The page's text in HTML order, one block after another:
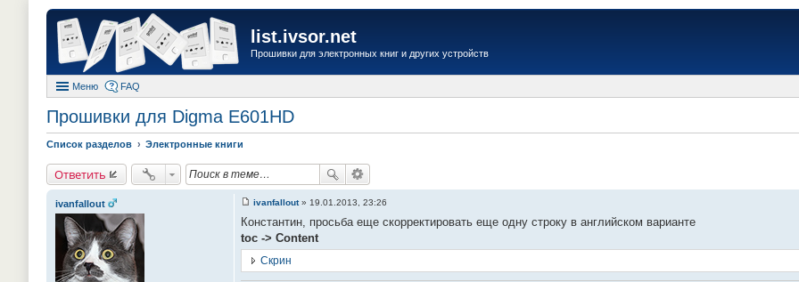
list.ivsor.net
Прошивки для электронных книг и других устройств
Меню FAQ
Прошивки для Digma E601HD
Список разделов Электронные книги
Ответить
ivanfallout
о
б
щ
е
н
ivanfallout» 19.01.2013, 23:26
Константин, просьба еще скорректировать еще одну строку в английском варианте
toc -> Content
Скрин